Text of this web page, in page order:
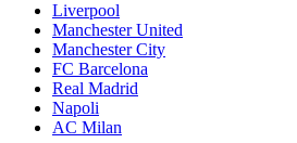
Liverpool
Manchester United
Manchester City
FC Barcelona
Real Madrid
Napoli
AC Milan